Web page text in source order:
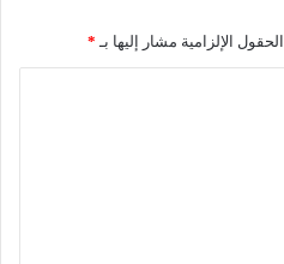
الحقول الإلزامية مشار إليها بـ *